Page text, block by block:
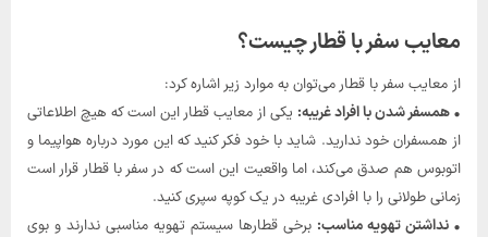
معایب سفر با قطار چیست؟
از معایب سفر با قطار می‌توان به موارد زیر اشاره کرد:
• همسفر شدن با افراد غریبه: یکی از معایب قطار این است که هیچ اطلاعاتی
از همسفران خود ندارید. شاید با خود فکر کنید که این مورد درباره هواپیما و
اتوبوس هم صدق می‌کند، اما واقعیت این است که در سفر با قطار قرار است
زمانی طولانی را با افرادی غریبه در یک کوپه سپری کنید.
• نداشتن تهویه مناسب: برخی قطارها سیستم تهویه مناسبی ندارند و بوی